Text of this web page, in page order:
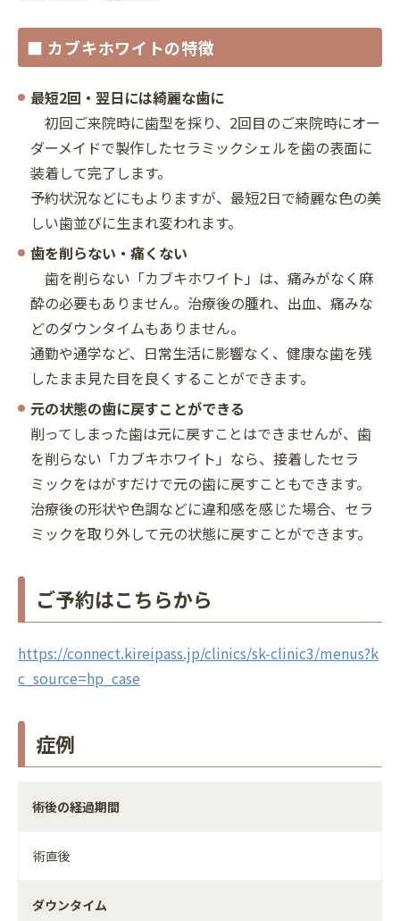
■ カブキホワイトの特徴
最短2回・翌日には綺麗な歯に
初回ご来院時に歯型を採り、2回目のご来院時にオー
ダーメイドで製作したセラミックシェルを歯の表面に
装着して完了します。
予約状況などにもよりますが、最短2日で綺麗な色の美
しい歯並びに生まれ変われます。
歯を削らない・痛くない
歯を削らない「カブキホワイト」は、痛みがなく麻
酔の必要もありません。治療後の腫れ、出血、痛みな
どのダウンタイムもありません。
通勤や通学など、日常生活に影響なく、健康な歯を残
したまま見た目を良くすることができます。
元の状態の歯に戻すことができる
削ってしまった歯は元に戻すことはできませんが、歯
を削らない「カブキホワイト」なら、接着したセラ
ミックをはがすだけで元の歯に戻すこともできます。
治療後の形状や色調などに違和感を感じた場合、セラ
ミックを取り外して元の状態に戻すことができます。
ご予約はこちらから
https://connect.kireipass.jp/clinics/sk-clinic3/menus?k
c_source=hp_case
症例
術後の経過期間
術直後
ダウンタイム